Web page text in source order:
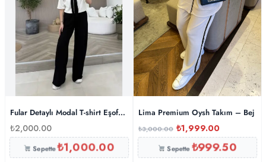
Fular Detaylı Modal T-shirt Eşofman Takım – Siyah
₺2,000.00
Sepette₺1,000.00
Lima Premium Oysh Takım – Bej
₺3,000.00 ₺1,999.00
Sepette₺999.50